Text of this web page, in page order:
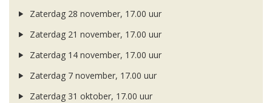
Zaterdag 28 november, 17.00 uur
Zaterdag 21 november, 17.00 uur
Zaterdag 14 november, 17.00 uur
Zaterdag 7 november, 17.00 uur
Zaterdag 31 oktober, 17.00 uur